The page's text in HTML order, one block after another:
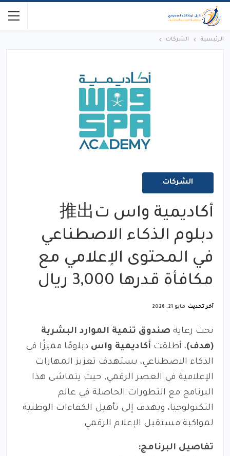
الرئيسية الشركات
الشركات
أكاديمية واس ت推出
دبلوم الذكاء الاصطناعي
في المحتوى الإعلامي مع
مكافأة قدرها 3,000 ريال
آخر تحديث مايو 21, 2026
تحت رعاية صندوق تنمية الموارد البشرية
(هدف)، أطلقت أكاديمية واس دبلومًا مميزًا في
الذكاء الاصطناعي، يستهدف تعزيز المهارات
الإعلامية في العصر الرقمي, حيث يتماشى هذا
البرنامج مع التطورات الحاصلة في عالم
التكنولوجيا، ويهدف إلى تأهيل الكفاءات الوطنية
لمواكبة مستقبل الإعلام الرقمي.
تفاصيل البرنامج: